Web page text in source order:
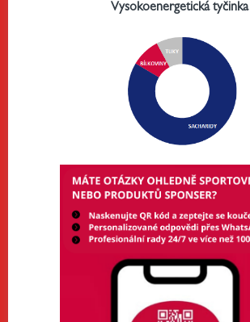
Vysokoenergetická tyčinka